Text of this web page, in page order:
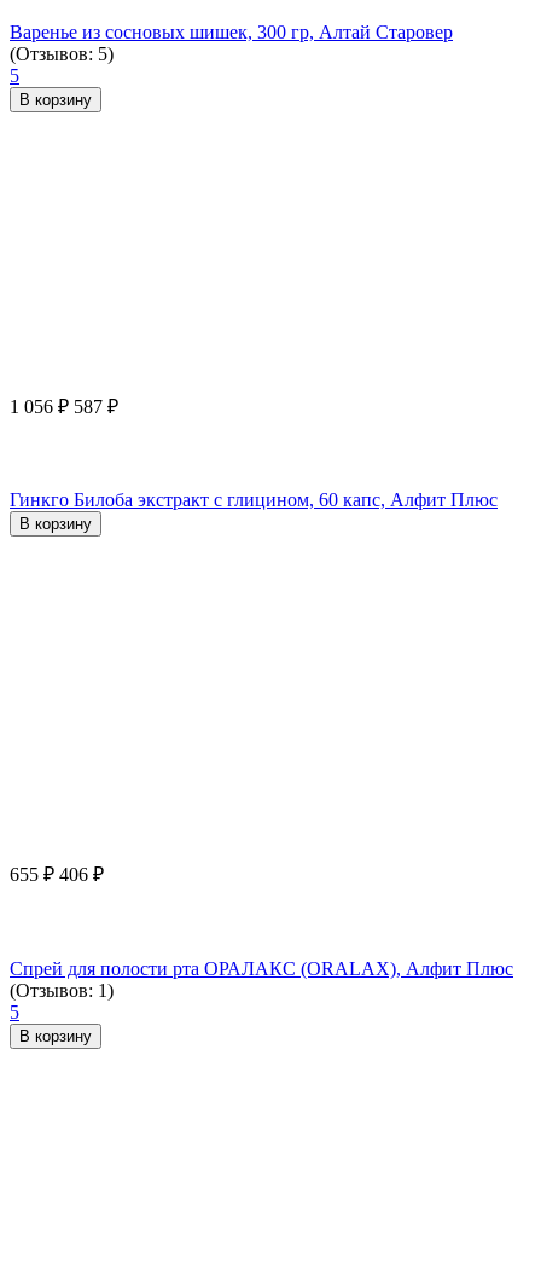
Варенье из сосновых шишек, 300 гр, Алтай Старовер
(Отзывов: 5)
5
В корзину
1 056 ₽ 587 ₽
Гинкго Билоба экстракт с глицином, 60 капс, Алфит Плюс
В корзину
655 ₽ 406 ₽
Спрей для полости рта ОРАЛАКС (ORALAX), Алфит Плюс
(Отзывов: 1)
5
В корзину